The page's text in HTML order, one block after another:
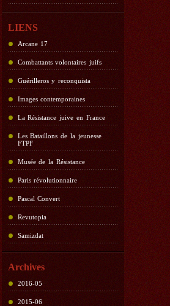
LIENS
Arcane 17
Combattants volontaires juifs
Guérilleros y reconquista
Images contemporaines
La Résistance juive en France
Les Bataillons de la jeunesse
FTPF
Musée de la Résistance
Paris révolutionnaire
Pascal Convert
Revutopia
Samizdat
Archives
2016-05
2015-06